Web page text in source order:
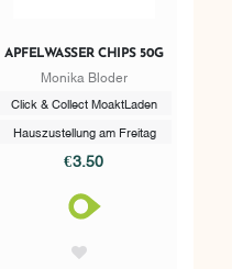
APFELWASSER CHIPS 50G
Monika Bloder
Click & Collect MoaktLaden
Hauszustellung am Freitag
€3.50